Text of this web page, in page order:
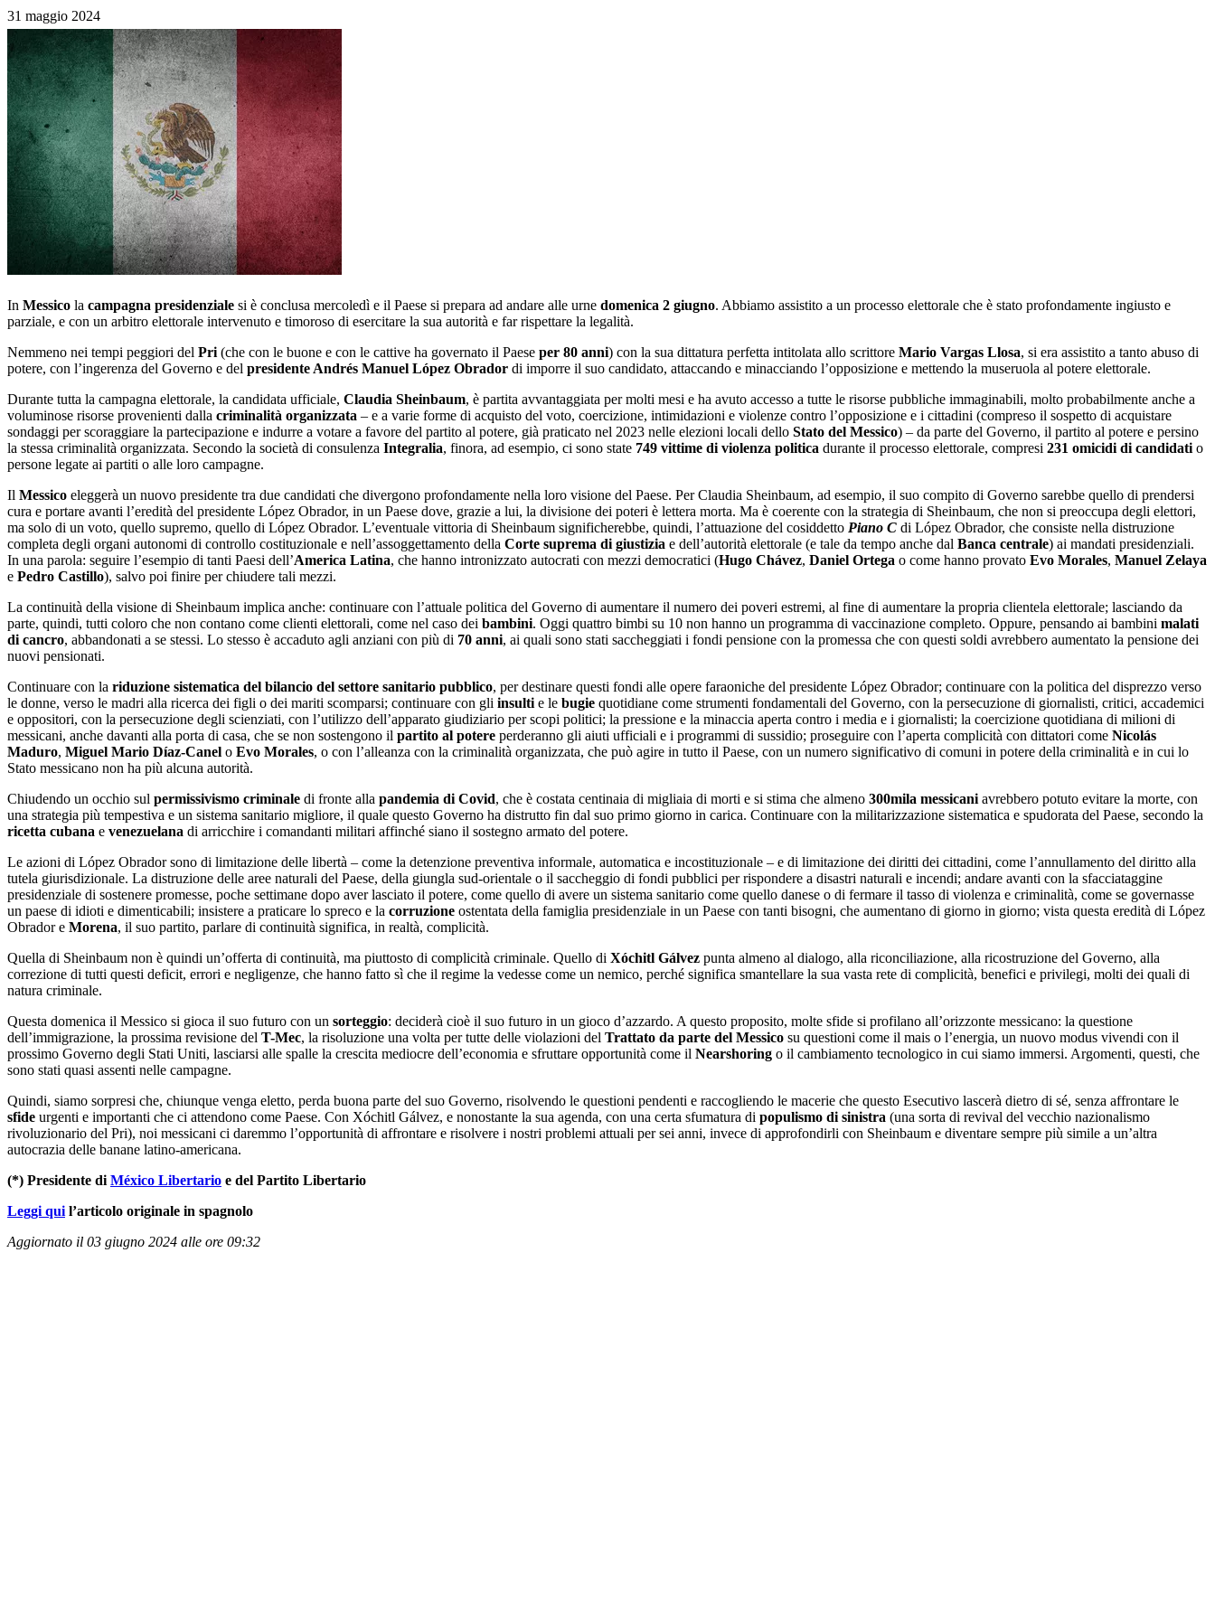
31 maggio 2024
In Messico la campagna presidenziale si è conclusa mercoledì e il Paese si prepara ad andare alle urne domenica 2 giugno. Abbiamo assistito a un processo elettorale che è stato profondamente ingiusto e
parziale, e con un arbitro elettorale intervenuto e timoroso di esercitare la sua autorità e far rispettare la legalità.
Nemmeno nei tempi peggiori del Pri (che con le buone e con le cattive ha governato il Paese per 80 anni) con la sua dittatura perfetta intitolata allo scrittore Mario Vargas Llosa, si era assistito a tanto abuso di
potere, con l’ingerenza del Governo e del presidente Andrés Manuel López Obrador di imporre il suo candidato, attaccando e minacciando l’opposizione e mettendo la museruola al potere elettorale.
Durante tutta la campagna elettorale, la candidata ufficiale, Claudia Sheinbaum, è partita avvantaggiata per molti mesi e ha avuto accesso a tutte le risorse pubbliche immaginabili, molto probabilmente anche a
voluminose risorse provenienti dalla criminalità organizzata – e a varie forme di acquisto del voto, coercizione, intimidazioni e violenze contro l’opposizione e i cittadini (compreso il sospetto di acquistare
sondaggi per scoraggiare la partecipazione e indurre a votare a favore del partito al potere, già praticato nel 2023 nelle elezioni locali dello Stato del Messico) – da parte del Governo, il partito al potere e persino
la stessa criminalità organizzata. Secondo la società di consulenza Integralia, finora, ad esempio, ci sono state 749 vittime di violenza politica durante il processo elettorale, compresi 231 omicidi di candidati o
persone legate ai partiti o alle loro campagne.
Il Messico eleggerà un nuovo presidente tra due candidati che divergono profondamente nella loro visione del Paese. Per Claudia Sheinbaum, ad esempio, il suo compito di Governo sarebbe quello di prendersi
cura e portare avanti l’eredità del presidente López Obrador, in un Paese dove, grazie a lui, la divisione dei poteri è lettera morta. Ma è coerente con la strategia di Sheinbaum, che non si preoccupa degli elettori,
ma solo di un voto, quello supremo, quello di López Obrador. L’eventuale vittoria di Sheinbaum significherebbe, quindi, l’attuazione del cosiddetto Piano C di López Obrador, che consiste nella distruzione
completa degli organi autonomi di controllo costituzionale e nell’assoggettamento della Corte suprema di giustizia e dell’autorità elettorale (e tale da tempo anche dal Banca centrale) ai mandati presidenziali.
In una parola: seguire l’esempio di tanti Paesi dell’America Latina, che hanno intronizzato autocrati con mezzi democratici (Hugo Chávez, Daniel Ortega o come hanno provato Evo Morales, Manuel Zelaya
e Pedro Castillo), salvo poi finire per chiudere tali mezzi.
La continuità della visione di Sheinbaum implica anche: continuare con l’attuale politica del Governo di aumentare il numero dei poveri estremi, al fine di aumentare la propria clientela elettorale; lasciando da
parte, quindi, tutti coloro che non contano come clienti elettorali, come nel caso dei bambini. Oggi quattro bimbi su 10 non hanno un programma di vaccinazione completo. Oppure, pensando ai bambini malati
di cancro, abbandonati a se stessi. Lo stesso è accaduto agli anziani con più di 70 anni, ai quali sono stati saccheggiati i fondi pensione con la promessa che con questi soldi avrebbero aumentato la pensione dei
nuovi pensionati.
Continuare con la riduzione sistematica del bilancio del settore sanitario pubblico, per destinare questi fondi alle opere faraoniche del presidente López Obrador; continuare con la politica del disprezzo verso
le donne, verso le madri alla ricerca dei figli o dei mariti scomparsi; continuare con gli insulti e le bugie quotidiane come strumenti fondamentali del Governo, con la persecuzione di giornalisti, critici, accademici
e oppositori, con la persecuzione degli scienziati, con l’utilizzo dell’apparato giudiziario per scopi politici; la pressione e la minaccia aperta contro i media e i giornalisti; la coercizione quotidiana di milioni di
messicani, anche davanti alla porta di casa, che se non sostengono il partito al potere perderanno gli aiuti ufficiali e i programmi di sussidio; proseguire con l’aperta complicità con dittatori come Nicolás
Maduro, Miguel Mario Díaz-Canel o Evo Morales, o con l’alleanza con la criminalità organizzata, che può agire in tutto il Paese, con un numero significativo di comuni in potere della criminalità e in cui lo
Stato messicano non ha più alcuna autorità.
Chiudendo un occhio sul permissivismo criminale di fronte alla pandemia di Covid, che è costata centinaia di migliaia di morti e si stima che almeno 300mila messicani avrebbero potuto evitare la morte, con
una strategia più tempestiva e un sistema sanitario migliore, il quale questo Governo ha distrutto fin dal suo primo giorno in carica. Continuare con la militarizzazione sistematica e spudorata del Paese, secondo la
ricetta cubana e venezuelana di arricchire i comandanti militari affinché siano il sostegno armato del potere.
Le azioni di López Obrador sono di limitazione delle libertà – come la detenzione preventiva informale, automatica e incostituzionale – e di limitazione dei diritti dei cittadini, come l’annullamento del diritto alla
tutela giurisdizionale. La distruzione delle aree naturali del Paese, della giungla sud-orientale o il saccheggio di fondi pubblici per rispondere a disastri naturali e incendi; andare avanti con la sfacciataggine
presidenziale di sostenere promesse, poche settimane dopo aver lasciato il potere, come quello di avere un sistema sanitario come quello danese o di fermare il tasso di violenza e criminalità, come se governasse
un paese di idioti e dimenticabili; insistere a praticare lo spreco e la corruzione ostentata della famiglia presidenziale in un Paese con tanti bisogni, che aumentano di giorno in giorno; vista questa eredità di López
Obrador e Morena, il suo partito, parlare di continuità significa, in realtà, complicità.
Quella di Sheinbaum non è quindi un’offerta di continuità, ma piuttosto di complicità criminale. Quello di Xóchitl Gálvez punta almeno al dialogo, alla riconciliazione, alla ricostruzione del Governo, alla
correzione di tutti questi deficit, errori e negligenze, che hanno fatto sì che il regime la vedesse come un nemico, perché significa smantellare la sua vasta rete di complicità, benefici e privilegi, molti dei quali di
natura criminale.
Questa domenica il Messico si gioca il suo futuro con un sorteggio: deciderà cioè il suo futuro in un gioco d’azzardo. A questo proposito, molte sfide si profilano all’orizzonte messicano: la questione
dell’immigrazione, la prossima revisione del T-Mec, la risoluzione una volta per tutte delle violazioni del Trattato da parte del Messico su questioni come il mais o l’energia, un nuovo modus vivendi con il
prossimo Governo degli Stati Uniti, lasciarsi alle spalle la crescita mediocre dell’economia e sfruttare opportunità come il Nearshoring o il cambiamento tecnologico in cui siamo immersi. Argomenti, questi, che
sono stati quasi assenti nelle campagne.
Quindi, siamo sorpresi che, chiunque venga eletto, perda buona parte del suo Governo, risolvendo le questioni pendenti e raccogliendo le macerie che questo Esecutivo lascerà dietro di sé, senza affrontare le
sfide urgenti e importanti che ci attendono come Paese. Con Xóchitl Gálvez, e nonostante la sua agenda, con una certa sfumatura di populismo di sinistra (una sorta di revival del vecchio nazionalismo
rivoluzionario del Pri), noi messicani ci daremmo l’opportunità di affrontare e risolvere i nostri problemi attuali per sei anni, invece di approfondirli con Sheinbaum e diventare sempre più simile a un’altra
autocrazia delle banane latino-americana.
(*) Presidente di México Libertario e del Partito Libertario
Leggi qui l’articolo originale in spagnolo
Aggiornato il 03 giugno 2024 alle ore 09:32